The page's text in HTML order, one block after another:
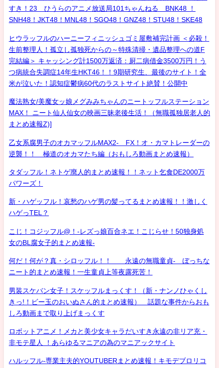
すき！23 ひうらのアニメ放送局101ちゃんねる BNK48 ！
SNH48！JKT48！MNL48！SGO48！GNZ48！STU48！SKE48
ヒウラッフルのハーニーフィニッシュゴミ屋敷補完計画 ＜必殺！
生前整理人！孤立し孤独死からの～特殊清掃・遺品整理への道F
完結編＞ キャッシング計1500万返済：厨二病借金3500万円！う
つ病統合失調症14年生HKT46！！9期研究生、最後のサイト！全
米が泣いた！認知症鬱病60代のラストサイト絶賛！公開中
魔法熟女/美魔女ッ娘メグみみちゃんのニートッフルステーション
MAX！ ニート仙人仙女の映画三昧老後生活！（無職孤独居老人的
まとめ速報Z)]
乙女系腐男子のオカマッフルMAX2- FX！オ・カマトレーダーの
逆襲！！ 極道のオカマたち編（おもしろ動画まとめ速報）
タダッフル！ネトゲ廃人的まとめ速報！！ネット乞食DE2000万
パワーズ！
新・ハゲッフル！哀愁のハゲ男の髪ってるまとめ速報！！激しく
ハゲっTEL？
こじ！コジッフル@！-レズっ娘百合ネエ！こじらせ！50独身処
女のBL腐女子的まとめ速報-
何だ！何が？真・シロッフル！！ 永遠の無職童貞- ぼっちな
ニート的まとめ速報！一生童貞上等夜露死苦！
男装スケバン女子！スケッフルまっくす！（新・ナンノひゃくし
きっ!！ビー玉のおいぬさん的まとめ速報） 話題な事件からおも
しろ動画まで取り上げまっくす
ロボットアニメ！メカと美少女キャラだいすき永遠の非リア充・
非モテ星人 ！あらゆるマニアの為のマニアックサイト
ハルッフル-専業主夫的YOUTUBERまとめ速報！キモデブロリコ